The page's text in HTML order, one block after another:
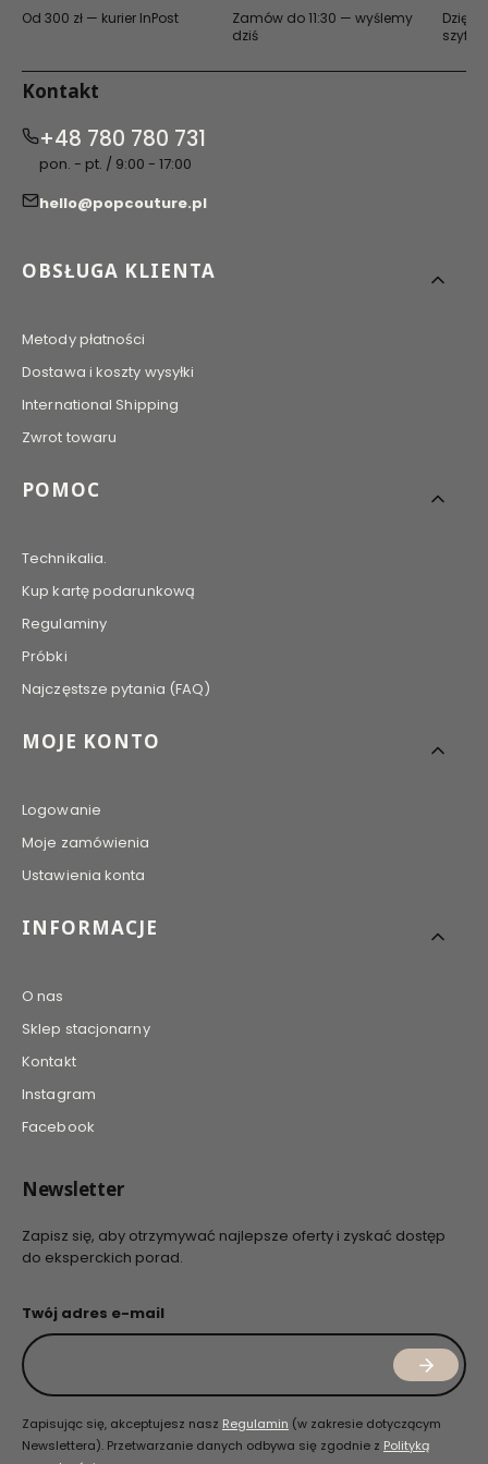
Od 300 zł — kurier InPost
Zamów do 11:30 — wyślemy
dziś
Dzięki
Kontakt
+48 780 780 731
pon. - pt. / 9:00 - 17:00
hello@popcouture.pl
Linki w stopce
OBSŁUGA KLIENTA
Metody płatności
Dostawa i koszty wysyłki
International Shipping
Zwrot towaru
POMOC
Technikalia.
Kup kartę podarunkową
Regulaminy
Próbki
Najczęstsze pytania (FAQ)
MOJE KONTO
Logowanie
Moje zamówienia
Ustawienia konta
INFORMACJE
O nas
Sklep stacjonarny
Kontakt
Instagram
Facebook
Newsletter
Zapisz się, aby otrzymywać najlepsze oferty i zyskać dostęp
do eksperckich porad.
Twój adres e-mail
Zapisując się, akceptujesz nasz Regulamin (w zakresie dotyczącym
Newslettera). Przetwarzanie danych odbywa się zgodnie z Polityką